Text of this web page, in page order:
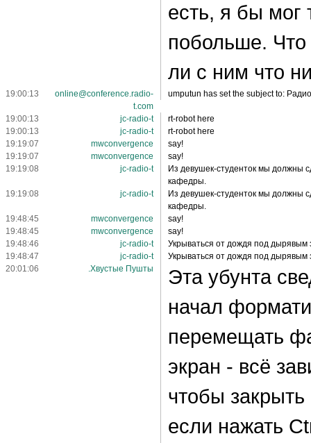
есть, я бы мог
побольше.
ли с ним что
19:00:13
online@conference.radio-
t.com
umputun has set the subject to:
19:00:13 jc-radio-t
rt-robot here
19:00:13
jc-radio-t
rt-robot here
19:19:07
mwconvergence
say!
19:19:07
mwconvergence
say!
19:19:08
jc-radio-t
Из девушек-студенток мы должны
кафедры.
19:19:08
jc-radio-t
Из девушек-студенток мы должны
кафедры.
19:48:45
mwconvergence
say!
19:48:45
mwconvergence
say!
19:48:46
jc-radio-t
Укрываться от дождя под дырявым
19:48:47
jc-radio-t
Укрываться от дождя под дырявым
20:01:06
.Хвустые Пушты
Эта убунта
начал
перемещать
экран - всё
чтобы
если нажать